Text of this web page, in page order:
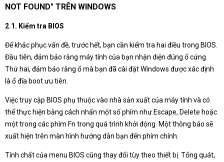
NOT FOUND" TRÊN WINDOWS
2.1. Kiểm tra BIOS
Để khắc phục vấn đề, trước hết, bạn cần kiểm tra hai điều trong BIOS.
Đầu tiên, đảm bảo rằng máy tính của bạn nhận diện đúng ổ cứng.
Thứ hai, đảm bảo rằng ổ mà bạn đã cài đặt Windows được xác định
là ổ đĩa boot ưu tiên.
Việc truy cập BIOS phụ thuộc vào nhà sản xuất của máy tính và có
thể thực hiện bằng cách nhấn một số phím như Escape, Delete hoặc
một trong các phím Fn trong quá trình khởi động. Một thông báo sẽ
xuất hiện trên màn hình hướng dẫn bạn đến phím chính.
Tính chất của menu BIOS cũng thay đổi tùy theo thiết bị. Tổng quát,